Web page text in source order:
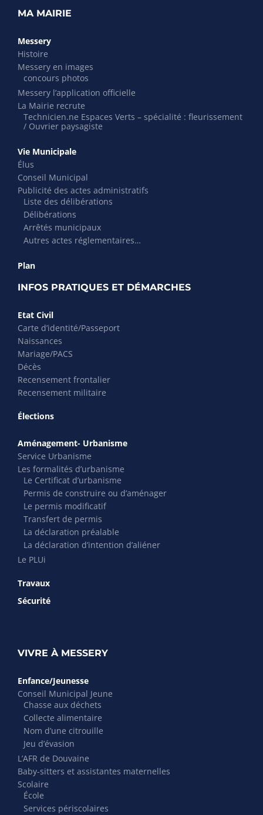
MA MAIRIE
Messery
Histoire
Messery en images
concours photos
Messery l’application officielle
La Mairie recrute
Technicien.ne Espaces Verts – spécialité : fleurissement
/ Ouvrier paysagiste
Vie Municipale
Élus
Conseil Municipal
Publicité des actes administratifs
Liste des délibérations
Délibérations
Arrêtés municipaux
Autres actes réglementaires…
Plan
INFOS PRATIQUES ET DÉMARCHES
Etat Civil
Carte d’identité/Passeport
Naissances
Mariage/PACS
Décès
Recensement frontalier
Recensement militaire
Élections
Aménagement- Urbanisme
Service Urbanisme
Les formalités d’urbanisme
Le Certificat d’urbanisme
Permis de construire ou d’aménager
Le permis modificatif
Transfert de permis
La déclaration préalable
La déclaration d’intention d’aliéner
Le PLUi
Travaux
Sécurité
VIVRE À MESSERY
Enfance/Jeunesse
Conseil Municipal Jeune
Chasse aux déchets
Collecte alimentaire
Nom d’une citrouille
Jeu d’évasion
L’AFR de Douvaine
Baby-sitters et assistantes maternelles
Scolaire
École
Services périscolaires